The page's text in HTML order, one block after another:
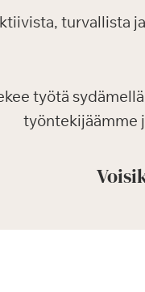
turvallista
työtä
työntekijäämme